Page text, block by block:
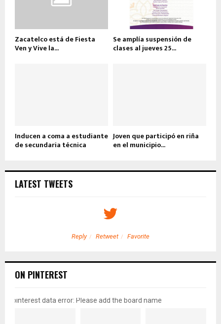
Zacatelco está de Fiesta
Ven y Vive la...
Se amplía suspensión de
clases al jueves 25...
Inducen a coma a estudiante
de secundaria técnica
Joven que participó en riña
en el municipio...
LATEST TWEETS
Reply Retweet Favorite
ON PINTEREST
pinterest data error: Please add the board name